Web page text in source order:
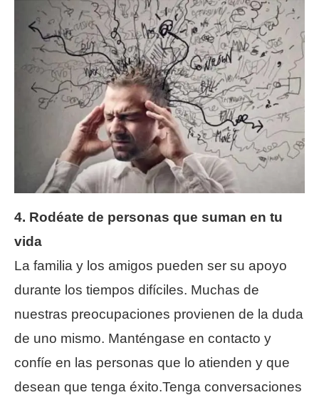
4. Rodéate de personas que suman en tu
vida
La familia y los amigos pueden ser su apoyo
durante los tiempos difíciles. Muchas de
nuestras preocupaciones provienen de la duda
de uno mismo. Manténgase en contacto y
confíe en las personas que lo atienden y que
desean que tenga éxito.Tenga conversaciones